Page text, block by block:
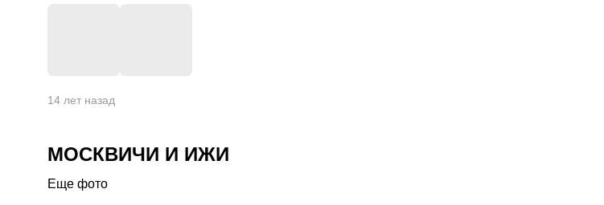
14 лет назад
МОСКВИЧИ И ИЖИ
Еще фото